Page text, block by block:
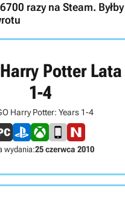
razy na Steam.
Harry Potter Lata
1-4
Harry Potter: Years 1-4
wydania:25 czerwca 2010